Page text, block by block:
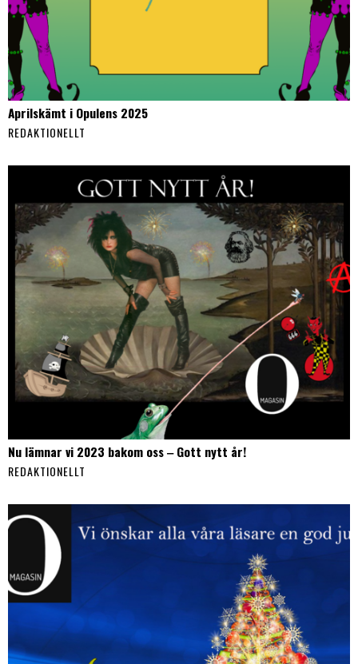
Aprilskämt i Opulens 2025
REDAKTIONELLT
Nu lämnar vi 2023 bakom oss ‒ Gott nytt år!
REDAKTIONELLT